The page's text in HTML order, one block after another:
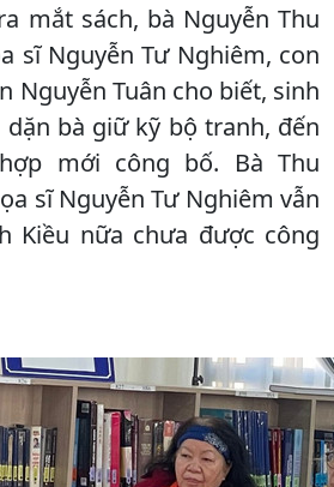
mắt sách, bà Nguyễn Thu
sĩ Nguyễn Tư Nghiêm, con
Nguyễn Tuân cho biết, sinh
bà giữ kỹ bộ tranh, đến
mới công bố. Bà Thu
sĩ Nguyễn Tư Nghiêm vẫn
Kiều nữa chưa được công